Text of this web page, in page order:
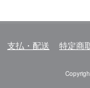
支払・配送 特定商